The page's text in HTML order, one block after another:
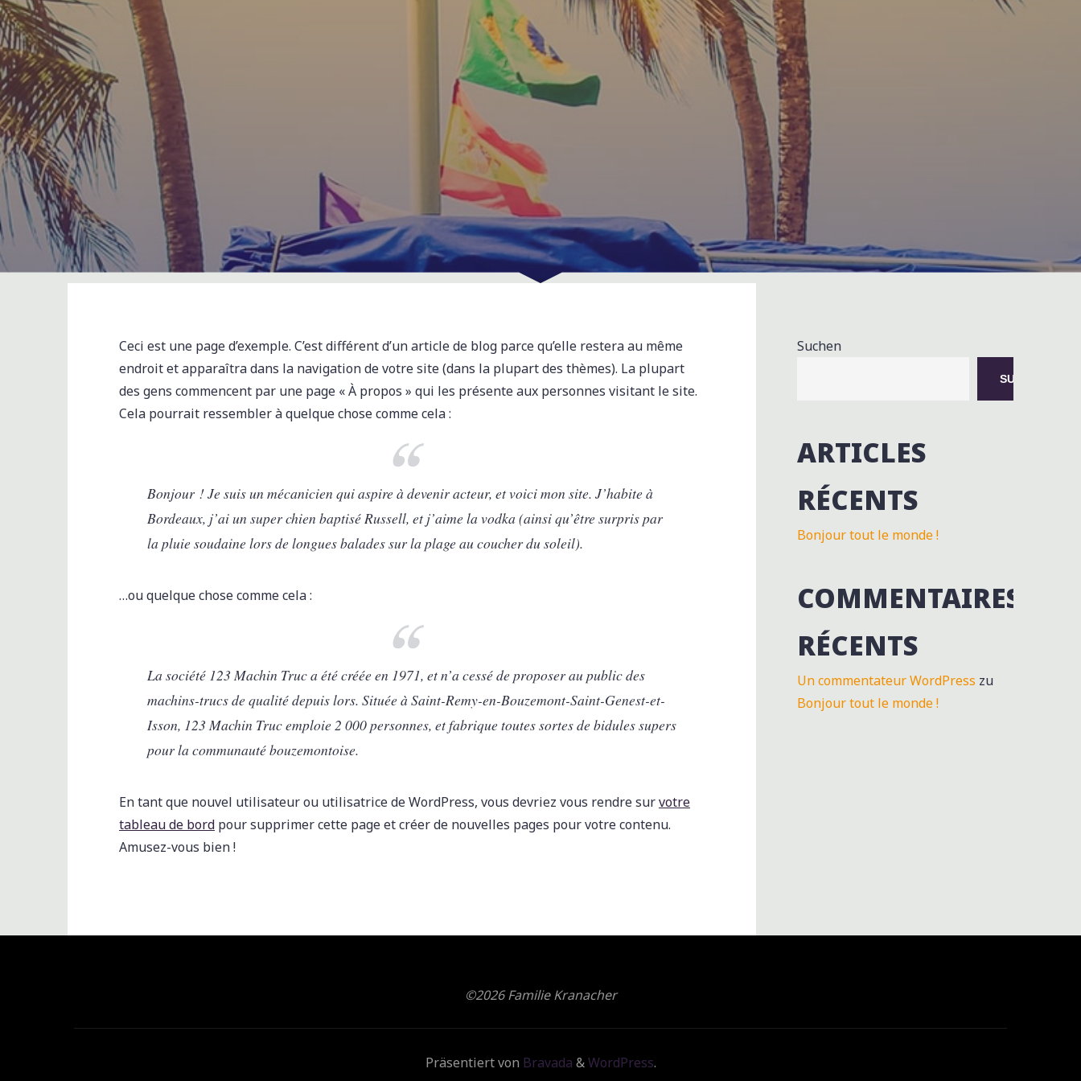
Ceci est une page d’exemple. C’est différent d’un article de blog parce qu’elle restera au même
endroit et apparaîtra dans la navigation de votre site (dans la plupart des thèmes). La plupart
des gens commencent par une page « À propos » qui les présente aux personnes visitant le site.
Cela pourrait ressembler à quelque chose comme cela :
Bonjour ! Je suis un mécanicien qui aspire à devenir acteur, et voici mon site. J’habite à
Bordeaux, j’ai un super chien baptisé Russell, et j’aime la vodka (ainsi qu’être surpris par
la pluie soudaine lors de longues balades sur la plage au coucher du soleil).
…ou quelque chose comme cela :
La société 123 Machin Truc a été créée en 1971, et n’a cessé de proposer au public des
machins-trucs de qualité depuis lors. Située à Saint-Remy-en-Bouzemont-Saint-Genest-et-
Isson, 123 Machin Truc emploie 2 000 personnes, et fabrique toutes sortes de bidules supers
pour la communauté bouzemontoise.
En tant que nouvel utilisateur ou utilisatrice de WordPress, vous devriez vous rendre survotre
tableau de bord pour supprimer cette page et créer de nouvelles pages pour votre contenu.
Amusez-vous bien !
Suchen
SUCHEN
ARTICLES
RÉCENTS
Bonjour tout le monde !
COMMENTAIRES
RÉCENTS
Un commentateur WordPress zu
Bonjour tout le monde !
©2026 Familie Kranacher
Präsentiert von Bravada &WordPress.